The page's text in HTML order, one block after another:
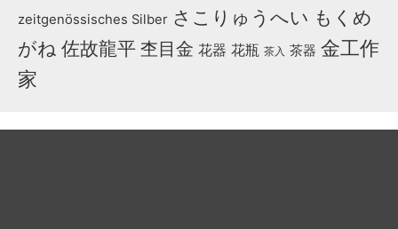
zeitgenössisches Silber さこりゅうへい もくめ
がね 佐故龍平 杢目金 花器 花瓶 茶入 茶器 金工作
家